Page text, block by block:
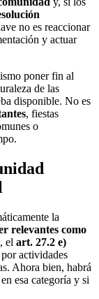
no es reaccionar
y actuar
poner fin al
de las
disponible. No es
, fiestas
o
la
relevantes como
el art. 27.2 e)
actividades
Ahora bien, habrá
esa categoría y si